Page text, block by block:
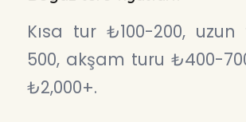
Kısa tur ₺100-200,
500, akşam turu ₺400-
₺2,000+.